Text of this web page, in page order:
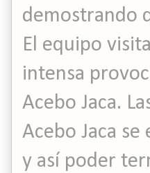
demostrando
El equipo
intensa
Acebo Jaca.
Acebo Jaca
y así poder